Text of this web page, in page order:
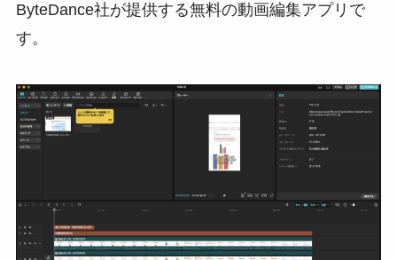
ByteDance社が提供する無料の動画編集アプリで
す。